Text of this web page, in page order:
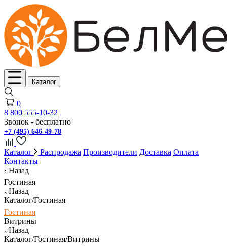
Каталог
0
8 800 555-10-32
Звонок - бесплатно
+7 (495) 646-49-78
Каталог Распродажа Производители Доставка Оплата
Контакты
Назад
Гостиная
Назад
Каталог/Гостиная
Гостиная
Витрины
Назад
Каталог/Гостиная/Витрины